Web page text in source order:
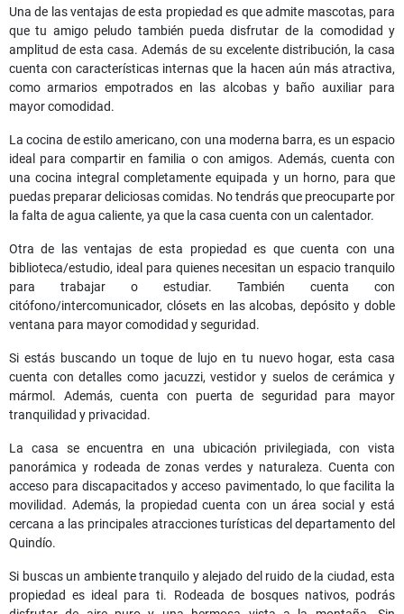
Una de las ventajas de esta propiedad es que admite mascotas, para
que tu amigo peludo también pueda disfrutar de la comodidad y
amplitud de esta casa. Además de su excelente distribución, la casa
cuenta con características internas que la hacen aún más atractiva,
como armarios empotrados en las alcobas y baño auxiliar para
mayor comodidad.
La cocina de estilo americano, con una moderna barra, es un espacio
ideal para compartir en familia o con amigos. Además, cuenta con
una cocina integral completamente equipada y un horno, para que
puedas preparar deliciosas comidas. No tendrás que preocuparte por
la falta de agua caliente, ya que la casa cuenta con un calentador.
Otra de las ventajas de esta propiedad es que cuenta con una
biblioteca/estudio, ideal para quienes necesitan un espacio tranquilo
para trabajar o estudiar. También cuenta con
citófono/intercomunicador, clósets en las alcobas, depósito y doble
ventana para mayor comodidad y seguridad.
Si estás buscando un toque de lujo en tu nuevo hogar, esta casa
cuenta con detalles como jacuzzi, vestidor y suelos de cerámica y
mármol. Además, cuenta con puerta de seguridad para mayor
tranquilidad y privacidad.
La casa se encuentra en una ubicación privilegiada, con vista
panorámica y rodeada de zonas verdes y naturaleza. Cuenta con
acceso para discapacitados y acceso pavimentado, lo que facilita la
movilidad. Además, la propiedad cuenta con un área social y está
cercana a las principales atracciones turísticas del departamento del
Quindío.
Si buscas un ambiente tranquilo y alejado del ruido de la ciudad, esta
propiedad es ideal para ti. Rodeada de bosques nativos, podrás